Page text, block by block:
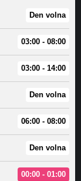
Den volna
03:00 - 08:00
03:00 - 14:00
Den volna
06:00 - 08:00
Den volna
00:00 - 01:00